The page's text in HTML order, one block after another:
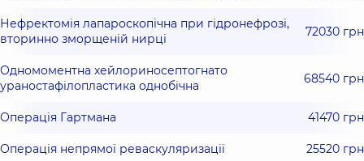
Нефректомія лапароскопічна при гідронефрозі,
вторинно зморщеній нирці
72030 грн
Одномоментна хейлориносептогнато
ураностафілопластика однобічна
68540 грн
Операція Гартмана 41470 грн
Операція непрямої реваскуляризації 25520 грн